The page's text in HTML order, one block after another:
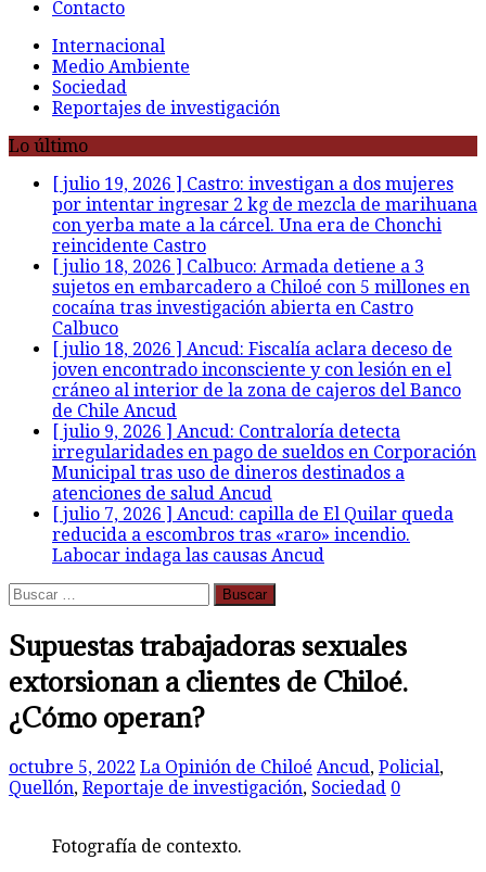
Contacto
Internacional
Medio Ambiente
Sociedad
Reportajes de investigación
Lo último
[ julio 19, 2026 ] Castro: investigan a dos mujeres
por intentar ingresar 2 kg de mezcla de marihuana
con yerba mate a la cárcel. Una era de Chonchi
reincidente Castro
[ julio 18, 2026 ] Calbuco: Armada detiene a 3
sujetos en embarcadero a Chiloé con 5 millones en
cocaína tras investigación abierta en Castro
Calbuco
[ julio 18, 2026 ] Ancud: Fiscalía aclara deceso de
joven encontrado inconsciente y con lesión en el
cráneo al interior de la zona de cajeros del Banco
de Chile Ancud
[ julio 9, 2026 ] Ancud: Contraloría detecta
irregularidades en pago de sueldos en Corporación
Municipal tras uso de dineros destinados a
atenciones de salud Ancud
[ julio 7, 2026 ] Ancud: capilla de El Quilar queda
reducida a escombros tras «raro» incendio.
Labocar indaga las causas Ancud
Buscar:
Supuestas trabajadoras sexuales
extorsionan a clientes de Chiloé.
¿Cómo operan?
octubre 5, 2022 La Opinión de Chiloé Ancud, Policial,
Quellón, Reportaje de investigación, Sociedad 0
Fotografía de contexto.